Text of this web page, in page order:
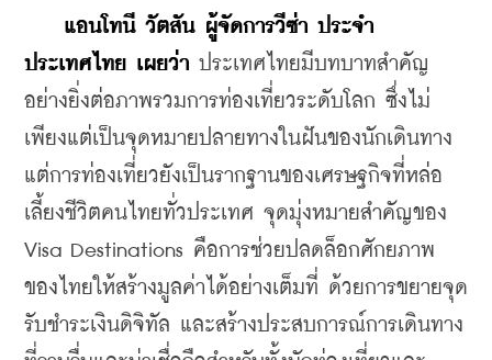
แอนโทนี วัตสัน ผู้จัดการวีซ่า ประจำ
ประเทศไทย เผยว่า ประเทศไทยมีบทบาทสำคัญ
อย่างยิ่งต่อภาพรวมการท่องเที่ยวระดับโลก ซึ่งไม่
เพียงแต่เป็นจุดหมายปลายทางในฝันของนักเดินทาง
แต่การท่องเที่ยวยังเป็นรากฐานของเศรษฐกิจที่หล่อ
เลี้ยงชีวิตคนไทยทั่วประเทศ จุดมุ่งหมายสำคัญของ
Visa Destinations คือการช่วยปลดล็อกศักยภาพ
ของไทยให้สร้างมูลค่าได้อย่างเต็มที่ ด้วยการขยายจุด
รับชำระเงินดิจิทัล และสร้างประสบการณ์การเดินทาง